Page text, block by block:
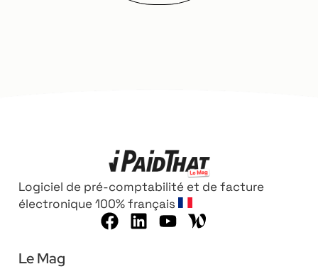
Logiciel de pré-comptabilité et de facture
électronique 100% français
Le Mag